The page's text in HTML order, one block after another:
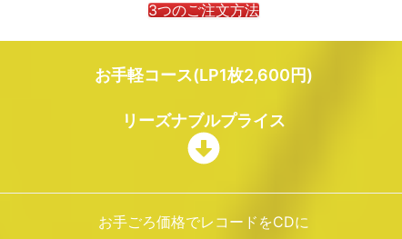
3つのご注文方法
お手軽コース(LP1枚2,600円)
リーズナブルプライス
お手ごろ価格でレコードをCDに